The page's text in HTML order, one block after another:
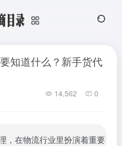
知道什么？新手货代
14,562 0
，在物流行业里扮演着重要